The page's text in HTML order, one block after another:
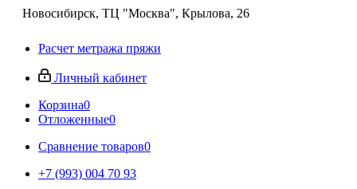
Новосибирск, ТЦ "Москва", Крылова, 26
Расчет метража пряжи
Личный кабинет
Корзина0
Отложенные0
Сравнение товаров0
+7 (993) 004 70 93